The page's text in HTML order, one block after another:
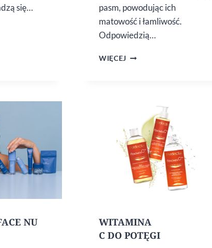
się…
pasm, powodując ich
matowość i łamliwość.
Odpowiedzią…
WIĘCEJ YOLYN
NU
WITAMINA
C DO POTĘGI